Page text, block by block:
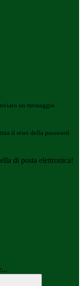
un messaggio
il reset della password
di posta elettronica!